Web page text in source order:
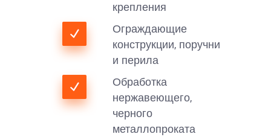
крепления
Ограждающие
конструкции, поручни
и перила
Обработка
нержавеющего,
черного
металлопроката